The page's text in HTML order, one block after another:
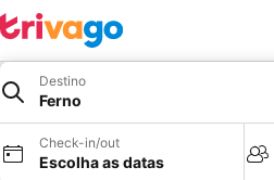
Destino
Ferno
Check-in/out
Escolha as datas